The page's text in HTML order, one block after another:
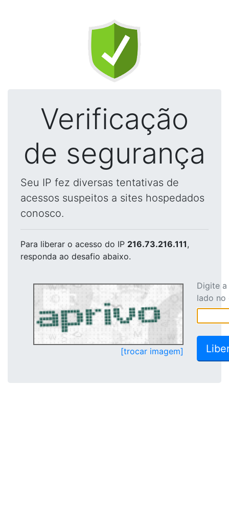
Verificação
de segurança
Seu IP fez diversas tentativas de
acessos suspeitos a sites hospedados
conosco.
Para liberar o acesso do IP 216.73.216.111,
responda ao desafio abaixo.
[trocar imagem]
Digite
lado no